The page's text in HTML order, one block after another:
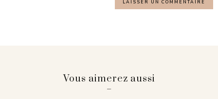
Vous aimerez aussi